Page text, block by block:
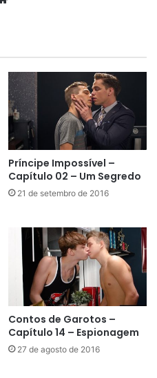
Príncipe Impossível –
Capítulo 02 – Um Segredo
21 de setembro de 2016
Contos de Garotos –
Capítulo 14 – Espionagem
27 de agosto de 2016